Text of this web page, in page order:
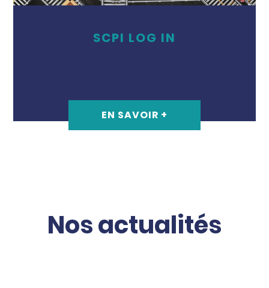
SCPI LOG IN
EN SAVOIR +
Nos actualités